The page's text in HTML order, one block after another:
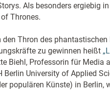
Als besonders ergiebig
Thrones.
den Thron des
zu gewinnen heißt
Biehl, Professorin für Media
University of Applied
populären Künste) in Berlin,